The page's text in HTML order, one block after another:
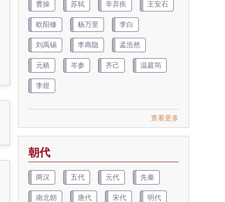
曹操 苏轼 辛弃疾 王安石
欧阳修 杨万里 李白
刘禹锡 李商隐 孟浩然
元稹 岑参 齐己 温庭筠
李煜
查看更多
朝代
两汉 五代 元代 先秦
南北朝 唐代 宋代 明代